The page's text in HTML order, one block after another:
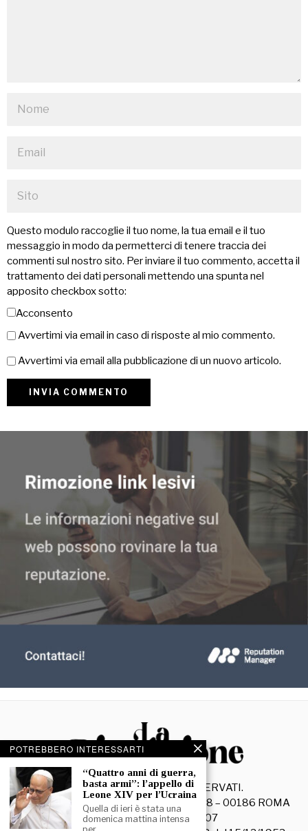
Questo modulo raccoglie il tuo nome, la tua email e il tuo
messaggio in modo da permetterci di tenere traccia dei
commenti sul nostro sito. Per inviare il tuo commento, accetta il
trattamento dei dati personali mettendo una spunta nel
apposito checkbox sotto:
Acconsento
Avvertimi via email in caso di risposte al mio commento.
Avvertimi via email alla pubblicazione di un nuovo articolo.
© 2026- TUTTI I DIRITTI RISERVATI.
La Discussione S.r.l. – Piazza Capranica, 78 – 00186 ROMA
C.F. e P. IVA 15045971007
POTREBBERO INTERESSARTI
“Quattro anni di guerra,
basta armi”: l’appello di
Leone XIV per l’Ucraina
Quella di ieri è stata una
domenica mattina intensa